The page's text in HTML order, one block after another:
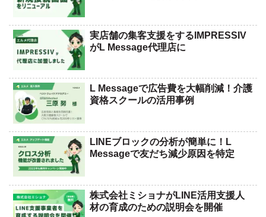
実店舗の集客支援をするIMPRESSIV
がL Message代理店に
L Messageで広告費を大幅削減！介護
資格スクールの活用事例
LINEブロックの分析が簡単に！L
Messageで友だち減少原因を特定
株式会社ミショナがLINE活用支援人
材の育成のための説明会を開催